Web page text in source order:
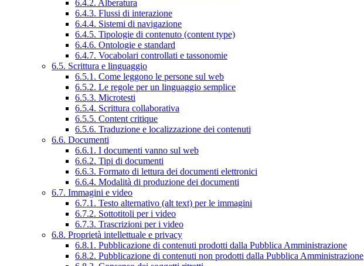
6.4.2. Alberatura
6.4.3. Flussi di interazione
6.4.4. Sistemi di navigazione
6.4.5. Tipologie di contenuto (content type)
6.4.6. Ontologie e standard
6.4.7. Vocabolari controllati e tassonomie
6.5. Scrittura e linguaggio
6.5.1. Come leggono le persone sul web
6.5.2. Le regole per un linguaggio semplice
6.5.3. Microtesti
6.5.4. Scrittura collaborativa
6.5.5. Content critique
6.5.6. Traduzione e localizzazione dei contenuti
6.6. Documenti
6.6.1. I documenti vanno sul web
6.6.2. Tipi di documenti
6.6.3. Formato di lettura dei documenti elettronici
6.6.4. Modalità di produzione dei documenti
6.7. Immagini e video
6.7.1. Testo alternativo (alt text) per le immagini
6.7.2. Sottotitoli per i video
6.7.3. Trascrizioni per i video
6.8. Proprietà intellettuale e privacy
6.8.1. Pubblicazione di contenuti prodotti dalla Pubblica Amministrazione
6.8.2. Pubblicazione di contenuti non prodotti dalla Pubblica Amministrazione